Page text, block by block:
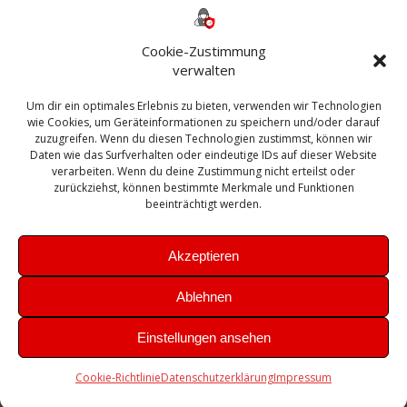
Cookie-Zustimmung
verwalten
Um dir ein optimales Erlebnis zu bieten, verwenden wir Technologien
wie Cookies, um Geräteinformationen zu speichern und/oder darauf
zuzugreifen. Wenn du diesen Technologien zustimmst, können wir
Daten wie das Surfverhalten oder eindeutige IDs auf dieser Website
verarbeiten. Wenn du deine Zustimmung nicht erteilst oder
zurückziehst, können bestimmte Merkmale und Funktionen
beeinträchtigt werden.
Akzeptieren
Ablehnen
Einstellungen ansehen
Cookie-RichtlinieDatenschutzerklärungImpressum
Bautagebuch
Exchange firewall Fritzbox
Microsoft
Sanierung SBS Security Server Sicherheit
Sicherung SIEM Sophos SSL Ubuntu
Update Upgrade UTM VCenter VCSA Veeam
VMWare VPN WAZUH Windows
Zertifikat
Theme